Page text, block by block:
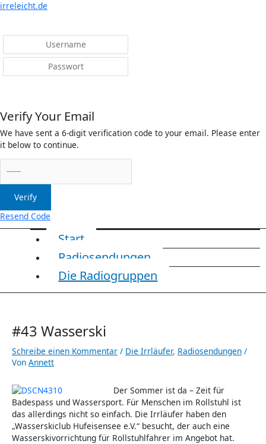
irreleicht.de
Verify Your Email
We have sent a 6-digit verification code to your email. Please enter
it below to continue.
Verify
Resend Code
Menü
Start
Radiosendungen
Die Radiogruppen
#43 Wasserski
Schreibe einen Kommentar / Die Irrläufer, Radiosendungen /
Von Annett
Der Sommer ist da – Zeit für
Badespass und Wassersport. Für Menschen im Rollstuhl ist
das allerdings nicht so einfach. Die Irrläufer haben den
„Wasserskiclub Hufeisensee e.V.“ besucht, der auch eine
Wasserskivorrichtung für Rollstuhlfahrer im Angebot hat.